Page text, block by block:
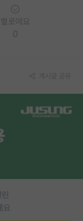
요